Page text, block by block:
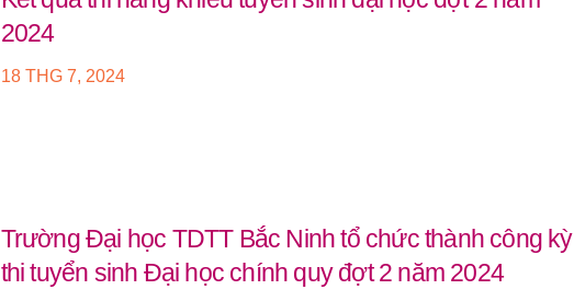
2024
18 THG 7, 2024
Trường Đại học TDTT Bắc Ninh tổ chức thành công kỳ
thi tuyển sinh Đại học chính quy đợt 2 năm 2024